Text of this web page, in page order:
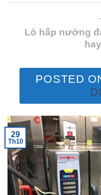
Lò hấp nướng
POSTED
29
Th10